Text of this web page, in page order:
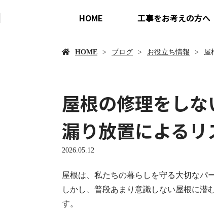
HOME 工事をお考えの方へ
HOME ブログ お役立ち情報 屋
屋根の修理をし
漏り放置によるリ
2026.05.12
屋根は、私たちの暮らしを守る大切なパ
しかし、普段あまり意識しない屋根に潜
す。